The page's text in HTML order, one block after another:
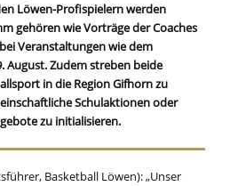
Löwen-Profispielern werden
gehören wie Vorträge der Coaches
Veranstaltungen wie dem
August. Zudem streben beide
in die Region Gifhorn zu
Schulaktionen oder
zu initialisieren.
Basketball Löwen): „Unser